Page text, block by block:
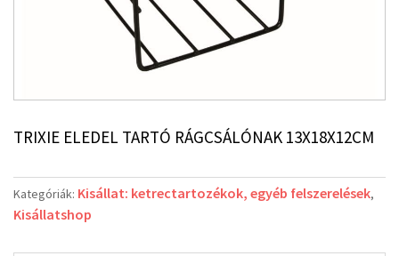
TRIXIE ELEDEL TARTÓ RÁGCSÁLÓNAK 13X18X12CM
Kategóriák: Kisállat: ketrectartozékok, egyéb felszerelések,
Kisállatshop